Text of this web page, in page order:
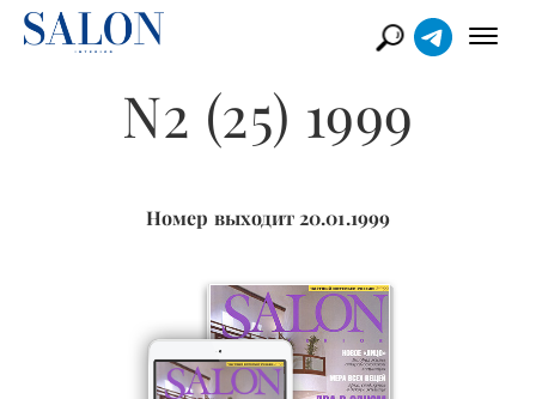
N2 (25) 1999
Номер выходит 20.01.1999